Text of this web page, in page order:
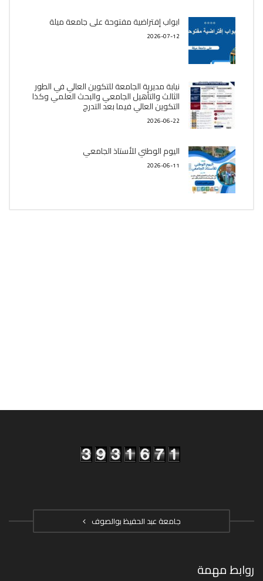
ابواب إفتراضية مفتوحة على جامعة ميلة
2026-07-12
نيابة مديرية الجامعة للتكوين العالي في الطور
الثالث والتأهيل الجامعي والبحث العلمي وكذا
التكوين العالي فيما بعد التدرج
2026-06-22
اليوم الوطني للأستاذ الجامعي
2026-06-11
جامعة عبد الحفيظ بوالصوف
روابط مهمة